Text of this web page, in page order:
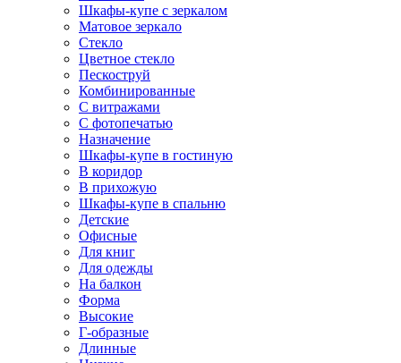
Шкафы-купе с зеркалом
Матовое зеркало
Стекло
Цветное стекло
Пескоструй
Комбинированные
С витражами
С фотопечатью
Назначение
Шкафы-купе в гостиную
В коридор
В прихожую
Шкафы-купе в спальню
Детские
Офисные
Для книг
Для одежды
На балкон
Форма
Высокие
Г-образные
Длинные